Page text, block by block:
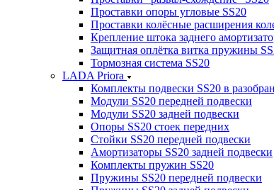
Проставки опоры угловые SS20
Проставки колёсные расширения
Крепление штока заднего
Защитная оплётка витка пружины
Тормозная система SS20
LADA Priora
Комплекты подвески SS20 в
Модули SS20 передней подвески
Модули SS20 задней подвески
Опоры SS20 стоек передних
Стойки SS20 передней подвески
Амортизаторы SS20 задней подвески
Комплекты пружин SS20
Пружины SS20 передней подвески